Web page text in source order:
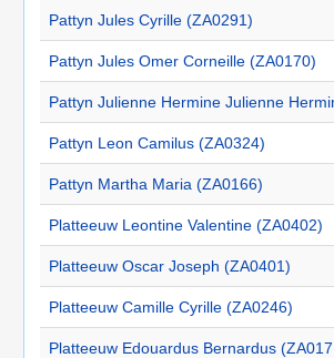
Pattyn Jules Cyrille (ZA0291)
Pattyn Jules Omer Corneille (ZA0170)
Pattyn Julienne Hermine Julienne
Pattyn Leon Camilus (ZA0324)
Pattyn Martha Maria (ZA0166)
Platteeuw Leontine Valentine (ZA0402)
Platteeuw Oscar Joseph (ZA0401)
Platteeuw Camille Cyrille (ZA0246)
Platteeuw Edouardus Bernardus